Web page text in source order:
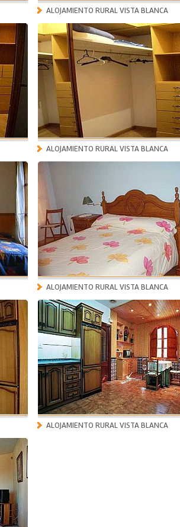
ALOJAMIENTO RURAL VISTA BLANCA
ALOJAMIENTO RURAL VISTA BLANCA
ALOJAMIENTO RURAL VISTA BLANCA
ALOJAMIENTO RURAL VISTA BLANCA